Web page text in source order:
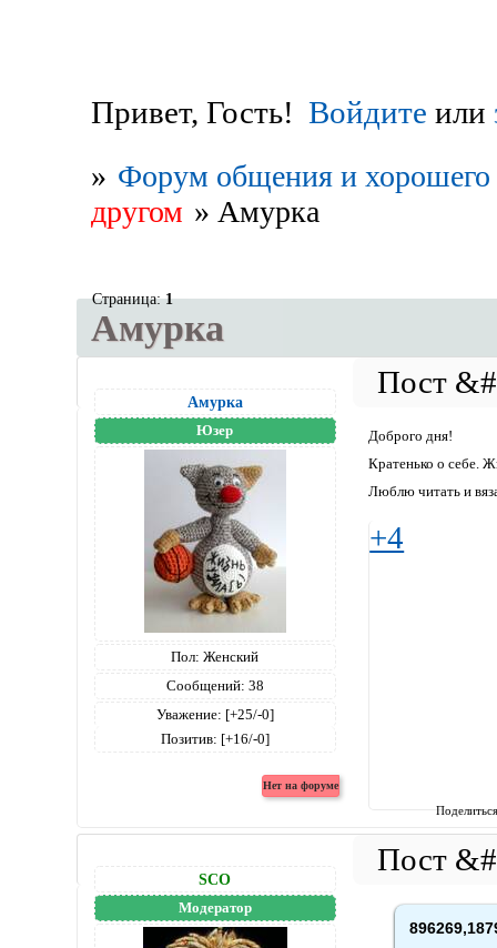
Привет, Гость! Войдите или
» Форум общения и хорошего
другом » Амурка
Амурка
Страница:1
Амурка
Юзер
Пол: Женский
Сообщений: 38
Уважение: [+25/-0]
Позитив: [+16/-0]
Доброго дня!
Кратенько о себе.
Люблю читать и
+4
SCO
Модератор